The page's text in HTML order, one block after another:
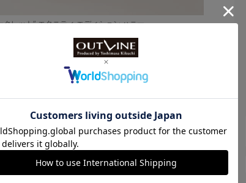
レット” エタニティ エディション ハニー
ン”は時計製造に特化した都市だ。自然光を
整然と平行な列を構成する）が成され、さら
の緑が広がる風景美を生み出す。こうした環
え、本モデルでは、ラ・エスメラルダ トゥー
（2016年発表）をベースに、絵画的な風景に
デルに仕上げられている。
た文字盤には姉妹会社のドンツェ・カドラン
施され、側面とケースバックにもシャンルベ